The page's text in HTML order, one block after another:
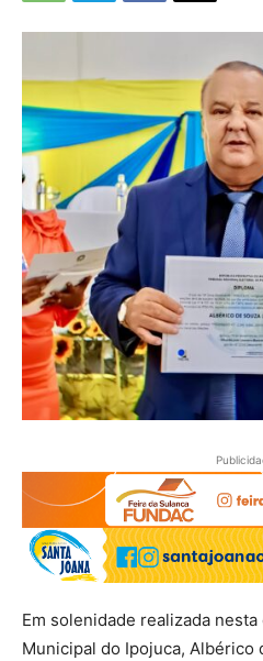
Em solenidade realizada
Municipal do Ipojuca, Albérico